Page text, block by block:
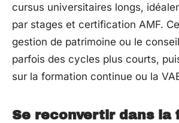
cursus universitaires longs,
par stages et certification AMF.
gestion de patrimoine ou le
parfois des cycles plus courts,
sur la formation continue ou la
Se reconvertir dans la